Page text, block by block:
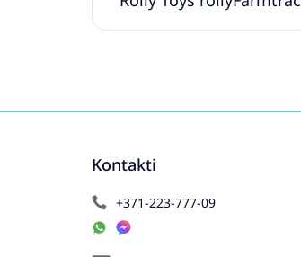
Kontakti
+371-223-777-09